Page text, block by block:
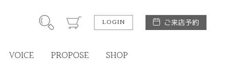
LOGIN ご来店予約
VOICE PROPOSE SHOP